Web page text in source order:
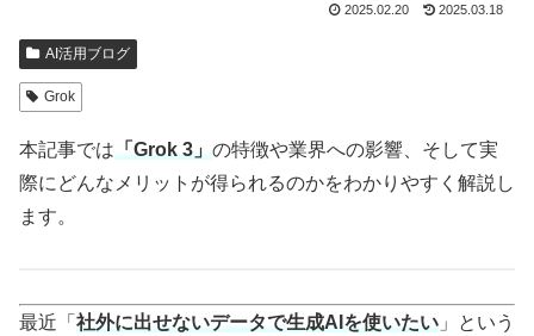
2025.02.20 2025.03.18
AI活用ブログ
Grok
本記事では 「Grok 3」 の特徴や業界への影響、そして実
際にどんなメリットが得られるのかをわかりやすく解説し
ます。
最近「 社外に出せないデータで生成AIを使いたい 」という